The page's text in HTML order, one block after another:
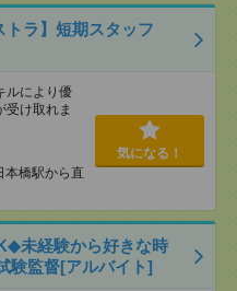
トラ】短期スタッフ
により優
受け取れま
橋駅から直
気になる！
未経験から好きな時
験監督[アルバイト]